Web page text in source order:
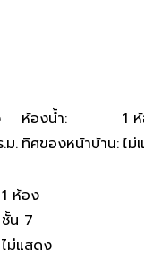
ห้องน้ำ:
1
ม. ทิศของหน้าบ้าน:ไม่
1 ห้อง
ชั้น 7
ไม่แสดง